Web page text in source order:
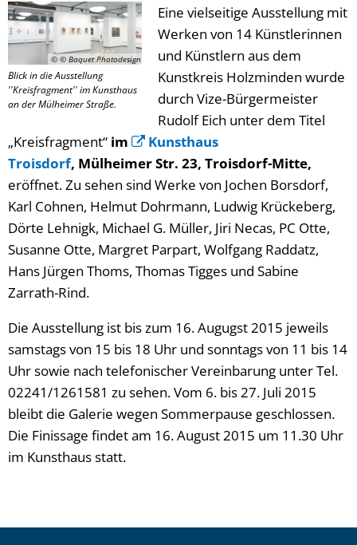
© © Baquet Photodesign
Blick in die Ausstellung
''Kreisfragment'' im Kunsthaus
an der Mülheimer Straße.
Eine vielseitige Ausstellung mit
Werken von 14 Künstlerinnen
und Künstlern aus dem
Kunstkreis Holzminden wurde
durch Vize-Bürgermeister
Rudolf Eich unter dem Titel
„Kreisfragment“ im
Kunsthaus
Troisdorf, Mülheimer Str. 23, Troisdorf-Mitte,
eröffnet. Zu sehen sind Werke von Jochen Borsdorf,
Karl Cohnen, Helmut Dohrmann, Ludwig Krückeberg,
Dörte Lehnigk, Michael G. Müller, Jiri Necas, PC Otte,
Susanne Otte, Margret Parpart, Wolfgang Raddatz,
Hans Jürgen Thoms, Thomas Tigges und Sabine
Zarrath-Rind.
Die Ausstellung ist bis zum 16. Augugst 2015 jeweils
samstags von 15 bis 18 Uhr und sonntags von 11 bis 14
Uhr sowie nach telefonischer Vereinbarung unter Tel.
02241/1261581 zu sehen. Vom 6. bis 27. Juli 2015
bleibt die Galerie wegen Sommerpause geschlossen.
Die Finissage findet am 16. August 2015 um 11.30 Uhr
im Kunsthaus statt.